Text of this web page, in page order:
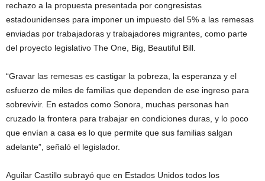
rechazo a la propuesta presentada por congresistas
estadounidenses para imponer un impuesto del 5% a las remesas
enviadas por trabajadoras y trabajadores migrantes, como parte
del proyecto legislativo The One, Big, Beautiful Bill.
“Gravar las remesas es castigar la pobreza, la esperanza y el
esfuerzo de miles de familias que dependen de ese ingreso para
sobrevivir. En estados como Sonora, muchas personas han
cruzado la frontera para trabajar en condiciones duras, y lo poco
que envían a casa es lo que permite que sus familias salgan
adelante”, señaló el legislador.
Aguilar Castillo subrayó que en Estados Unidos todos los